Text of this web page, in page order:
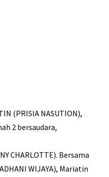
(PRISIA NASUTION),
2 bersaudara,
CHARLOTTE). Bersama
WIJAYA), Mariatin